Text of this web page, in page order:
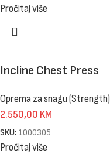
Pročitaj više
Incline Chest Press
Oprema za snagu (Strength)
2.550,00 KM
SKU: 1000305
Pročitaj više